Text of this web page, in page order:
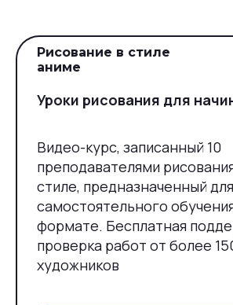
Рисование в стиле
аниме
Уроки рисования для
Видео-курс, записанный 10
преподавателями
стиле, предназначенный для
самостоятельного
формате. Бесплатная
проверка работ от более
художников